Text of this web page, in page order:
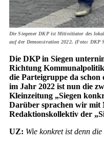
Die Siegener DKP ist Mitinitiator des
auf der Demonstration 2022. (Foto: DKP
Die DKP in Siegen
Richtung
die Parteigruppe da schon
im Jahr 2022 ist nun die
Kleinzeitung „Siegen
Darüber sprachen wir mit
Redaktionskollektiv der
UZ: Wie konkret ist denn